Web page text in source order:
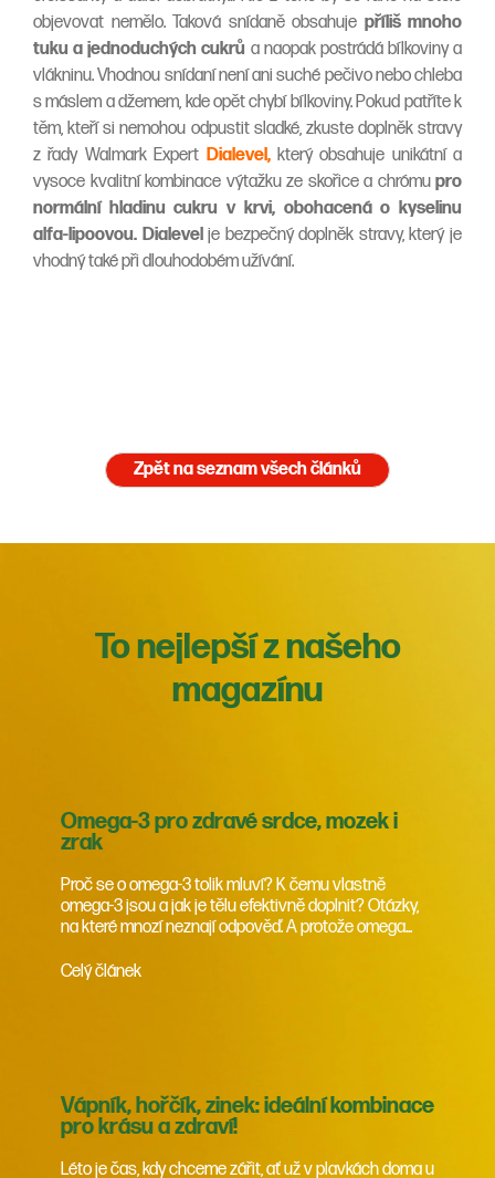
objevovat nemělo. Taková snídaně obsahuje příliš mnoho
tuku a jednoduchých cukrů a naopak postrádá bílkoviny a
vlákninu. Vhodnou snídaní není ani suché pečivo nebo chleba
s máslem a džemem, kde opět chybí bílkoviny. Pokud patříte k
těm, kteří si nemohou odpustit sladké, zkuste doplněk stravy
z řady Walmark Expert Dialevel,který obsahuje unikátní a
vysoce kvalitní kombinace výtažku ze skořice a chrómu pro
normální hladinu cukru v krvi, obohacená o kyselinu
alfa-lipoovou. Dialevelje bezpečný doplněk stravy, který je
vhodný také při dlouhodobém užívání.
Zpět na seznam všech článků
To nejlepší z našeho
magazínu
Omega-3 pro zdravé srdce, mozek i
zrak
Proč se o omega-3 tolik mluví? K čemu vlastně
omega-3 jsou a jak je tělu efektivně doplnit? Otázky,
na které mnozí neznají odpověď. A protože omega...
Celý článek
Vápník, hořčík, zinek: ideální kombinace
pro krásu a zdraví!
Léto je čas, kdy chceme zářit, ať už v plavkách doma u